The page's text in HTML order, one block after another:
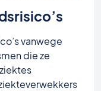
vanwege
die ze